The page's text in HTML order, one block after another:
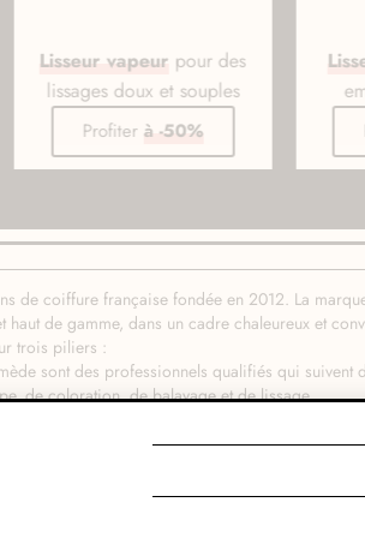
Lisseur vapeur pour des
lissages doux et souples
Profiter à -50%
de coiffure française fondée en 2012. La
de gamme, dans un cadre chaleureux et
trois piliers :
sont des professionnels qualifiés qui suivent
de coloration, de balayage et de lissage.
de chaque client afin de proposer une
des tarifs abordables, accessibles à tous.